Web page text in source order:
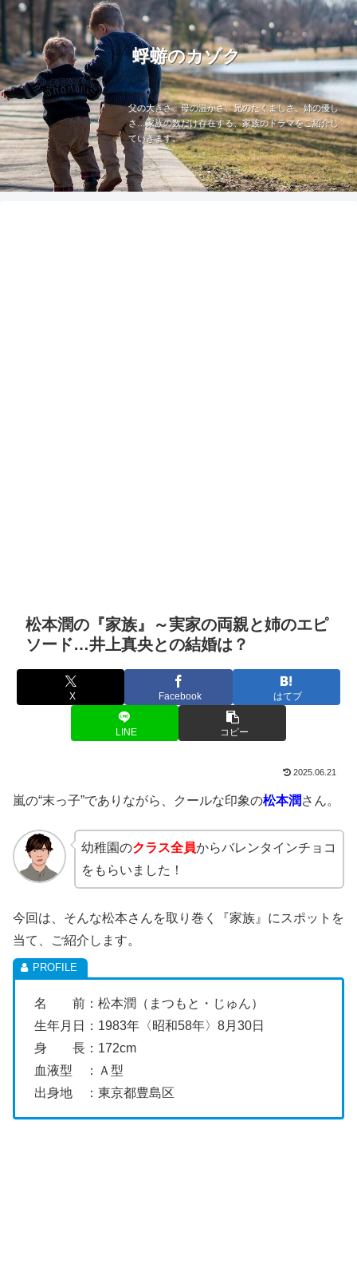
蜉蝣のカゾク
父の大きさ、母の温かさ、兄のたくましさ、姉の優し
さ…家族の数だけ存在する、家族のドラマをご紹介し
ていきます。
松本潤の『家族』～実家の両親と姉のエピ
ソード…井上真央との結婚は？
X Facebook はてブ
LINE コピー
2025.06.21
嵐の“末っ子”でありながら、クールな印象の松本潤さん。
幼稚園のクラス全員からバレンタインチョコ
をもらいました！
今回は、そんな松本さんを取り巻く『家族』にスポットを
当て、ご紹介します。
名 前：松本潤（まつもと・じゅん）
生年月日：1983年〈昭和58年〉8月30日
身 長：172cm
血液型 ：Ａ型
出身地 ：東京都豊島区